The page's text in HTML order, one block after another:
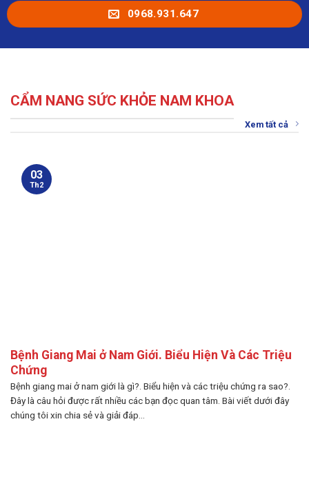
0968.931.647
CẨM NANG SỨC KHỎE NAM KHOA
Xem tất cả
Bệnh Giang Mai ở Nam Giới. Biểu Hiện Và Các Triệu
Chứng
Bệnh giang mai ở nam giới là gì?. Biểu hiện và các triệu chứng ra sao?.
Đây là câu hỏi được rất nhiều các bạn đọc quan tâm. Bài viết dưới đây
chúng tôi xin chia sẻ và giải đáp...
03
Th2